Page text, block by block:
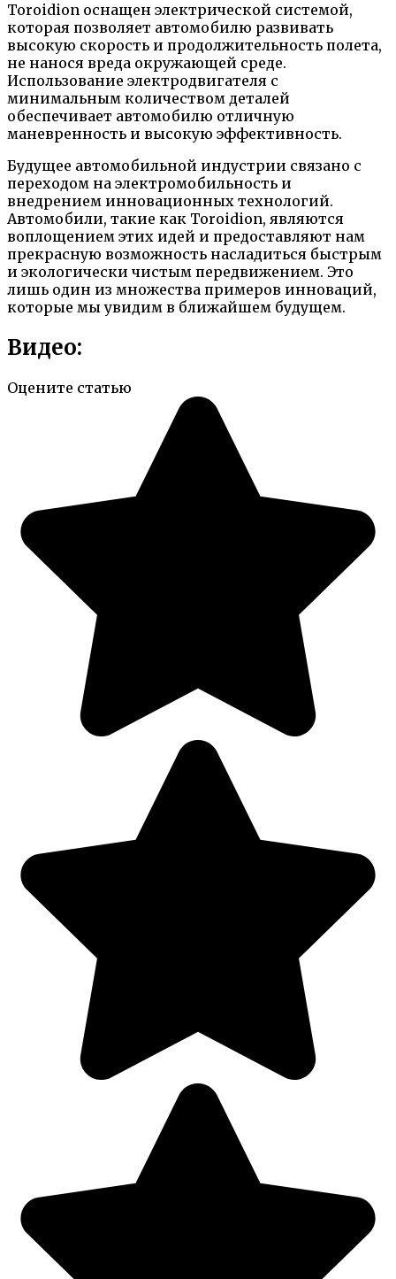
Toroidion оснащен электрической системой,
которая позволяет автомобилю развивать
высокую скорость и продолжительность полета,
не нанося вреда окружающей среде.
Использование электродвигателя с
минимальным количеством деталей
обеспечивает автомобилю отличную
маневренность и высокую эффективность.
Будущее автомобильной индустрии связано с
переходом на электромобильность и
внедрением инновационных технологий.
Автомобили, такие как Toroidion, являются
воплощением этих идей и предоставляют нам
прекрасную возможность насладиться быстрым
и экологически чистым передвижением. Это
лишь один из множества примеров инноваций,
которые мы увидим в ближайшем будущем.
Видео:
Оцените статью